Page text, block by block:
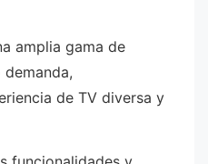
amplia gama de
de TV diversa y